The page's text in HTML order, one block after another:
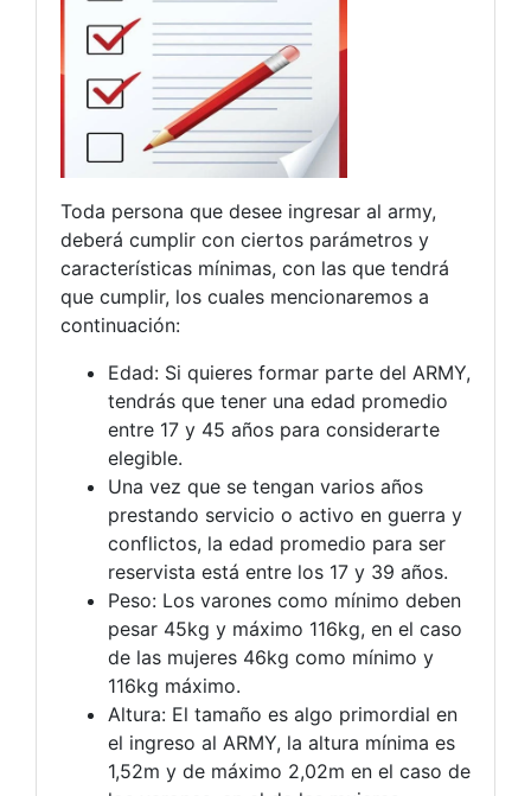
Toda persona que desee ingresar al army,
deberá cumplir con ciertos parámetros y
características mínimas, con las que tendrá
que cumplir, los cuales mencionaremos a
continuación:
Edad: Si quieres formar parte del ARMY,
tendrás que tener una edad promedio
entre 17 y 45 años para considerarte
elegible.
Una vez que se tengan varios años
prestando servicio o activo en guerra y
conflictos, la edad promedio para ser
reservista está entre los 17 y 39 años.
Peso: Los varones como mínimo deben
pesar 45kg y máximo 116kg, en el caso
de las mujeres 46kg como mínimo y
116kg máximo.
Altura: El tamaño es algo primordial en
el ingreso al ARMY, la altura mínima es
1,52m y de máximo 2,02m en el caso de